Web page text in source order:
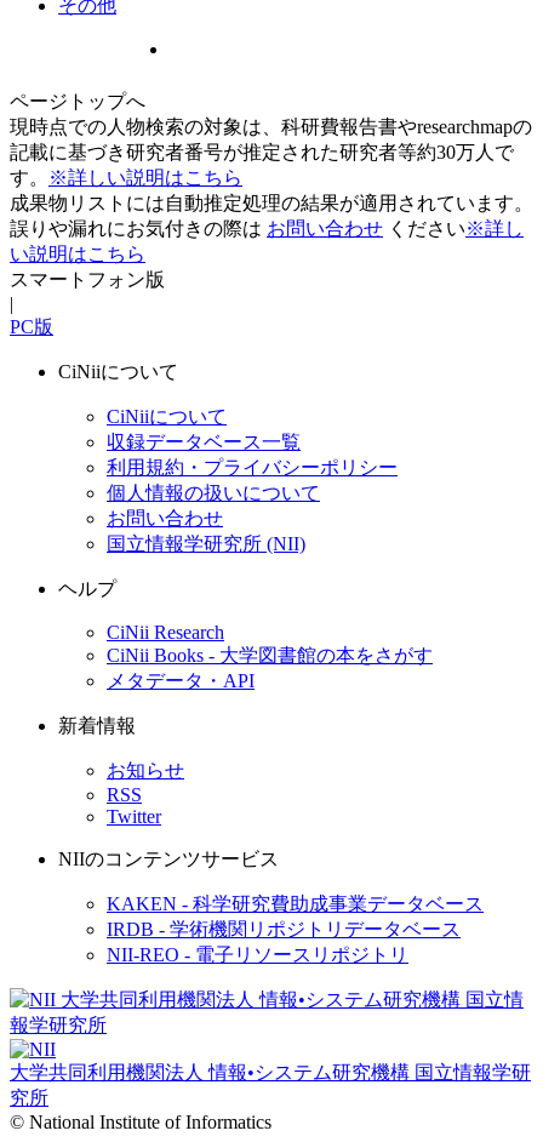
その他
ページトップへ
現時点での人物検索の対象は、科研費報告書やresearchmapの
記載に基づき研究者番号が推定された研究者等約30万人で
す。
※詳しい説明はこちら
成果物リストには自動推定処理の結果が適用されています。
誤りや漏れにお気付きの際は お問い合わせ ください※詳し
い説明はこちら
スマートフォン版
|
PC版
CiNiiについて
CiNiiについて
収録データベース一覧
利用規約・プライバシーポリシー
個人情報の扱いについて
お問い合わせ
国立情報学研究所 (NII)
ヘルプ
CiNii Research
CiNii Books - 大学図書館の本をさがす
メタデータ・API
新着情報
お知らせ
RSS
Twitter
NIIのコンテンツサービス
KAKEN - 科学研究費助成事業データベース
IRDB - 学術機関リポジトリデータベース
NII-REO - 電子リソースリポジトリ
大学共同利用機関法人 情報•システム研究機構 国立情報学研
究所
© National Institute of Informatics